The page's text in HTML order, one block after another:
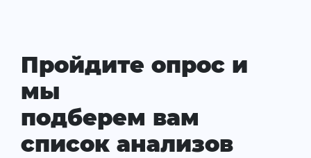
Пройдите опрос и
мы
подберем вам
список анализов